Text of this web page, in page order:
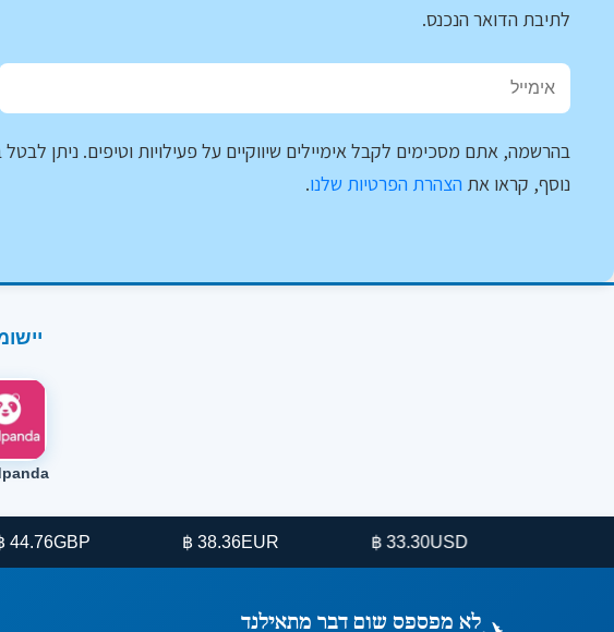
לתיבת הדואר הנכנס.
בהרשמה, אתם מסכימים לקבל אימיילים שיווקיים על פעילויות וטיפים. ניתן
נוסף, קראו את הצהרת הפרטיות שלנו.
USD
33.30 ฿
EUR
38.36 ฿
לא מפספס שום דבר מתאילנד